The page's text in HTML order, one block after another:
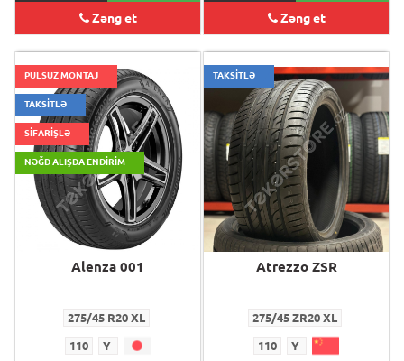
Zəng et Zəng et
PULSUZ MONTAJ
TAKSİTLƏ
SİFARİŞLƏ
NƏĞD ALIŞDA ENDIRIM
Alenza 001
275/45 R20 XL
110 Y
TAKSİTLƏ
Atrezzo ZSR
275/45 ZR20 XL
110 Y